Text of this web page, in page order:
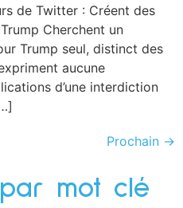
de Twitter : Créent des
Cherchent un
Trump seul, distinct des
aucune
d’une interdiction
Prochain →
par mot clé